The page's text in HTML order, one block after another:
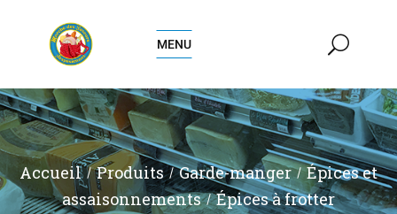
MENU
Accueil Produits Garde-manger
Épices et
assaisonnements
Épices à frotter